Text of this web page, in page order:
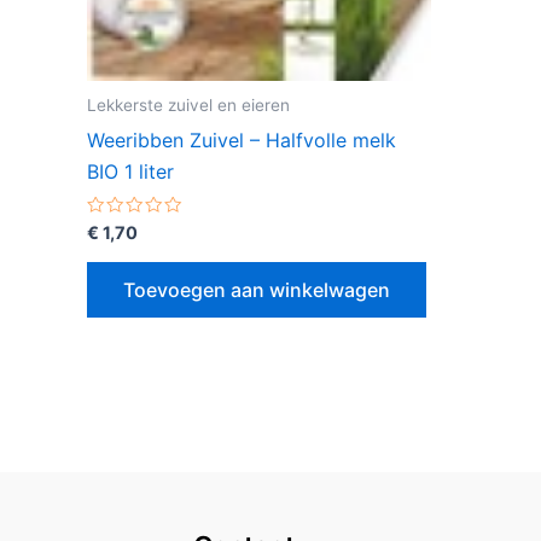
Lekkerste zuivel en eieren
Weeribben Zuivel – Halfvolle melk
BIO 1 liter
Gewaardeerd
0
uit
€ 1,70
Toevoegen aan winkelwagen